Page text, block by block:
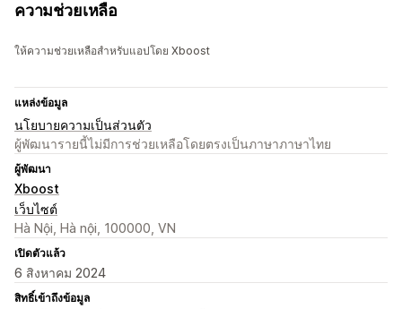
ความช่วยเหลือ
ให้ความช่วยเหลือสำหรับแอปโดย Xboost
แหล่งข้อมูล
นโยบายความเป็นส่วนตัว
ผู้พัฒนารายนี้ไม่มีการช่วยเหลือโดยตรงเป็นภาษาภาษาไทย
ผู้พัฒนา
Xboost
เว็บไซต์
Hà Nội, Hà nội, 100000, VN
เปิดตัวแล้ว
6 สิงหาคม 2024
สิทธิ์เข้าถึงข้อมูล